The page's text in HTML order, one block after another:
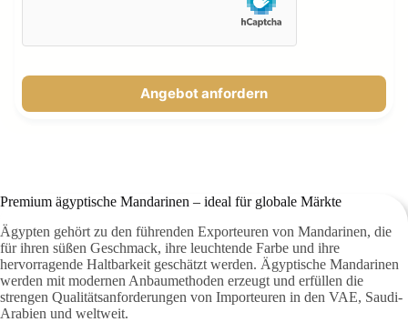
Angebot anfordern
Premium ägyptische Mandarinen – ideal für globale Märkte
Ägypten gehört zu den führenden Exporteuren von Mandarinen, die
für ihren süßen Geschmack, ihre leuchtende Farbe und ihre
hervorragende Haltbarkeit geschätzt werden. Ägyptische Mandarinen
werden mit modernen Anbaumethoden erzeugt und erfüllen die
strengen Qualitätsanforderungen von Importeuren in den VAE, Saudi-
Arabien und weltweit.